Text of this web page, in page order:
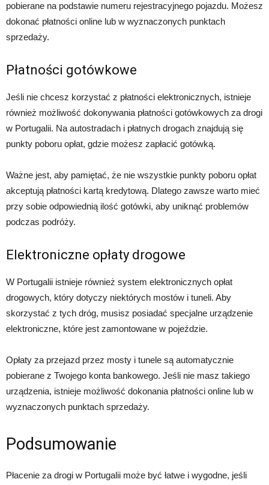
pobierane na podstawie numeru rejestracyjnego pojazdu. Możesz
dokonać płatności online lub w wyznaczonych punktach
sprzedaży.
Płatności gotówkowe
Jeśli nie chcesz korzystać z płatności elektronicznych, istnieje
również możliwość dokonywania płatności gotówkowych za drogi
w Portugalii. Na autostradach i płatnych drogach znajdują się
punkty poboru opłat, gdzie możesz zapłacić gotówką.
Ważne jest, aby pamiętać, że nie wszystkie punkty poboru opłat
akceptują płatności kartą kredytową. Dlatego zawsze warto mieć
przy sobie odpowiednią ilość gotówki, aby uniknąć problemów
podczas podróży.
Elektroniczne opłaty drogowe
W Portugalii istnieje również system elektronicznych opłat
drogowych, który dotyczy niektórych mostów i tuneli. Aby
skorzystać z tych dróg, musisz posiadać specjalne urządzenie
elektroniczne, które jest zamontowane w pojeździe.
Opłaty za przejazd przez mosty i tunele są automatycznie
pobierane z Twojego konta bankowego. Jeśli nie masz takiego
urządzenia, istnieje możliwość dokonania płatności online lub w
wyznaczonych punktach sprzedaży.
Podsumowanie
Płacenie za drogi w Portugalii może być łatwe i wygodne, jeśli